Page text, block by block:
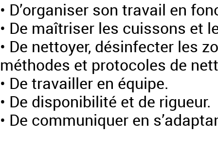
• D’organiser son travail en
• De maîtriser les cuissons et
• De nettoyer, désinfecter les
méthodes et protocoles de
• De travailler en équipe.
• De disponibilité et de rigueur.
• De communiquer en